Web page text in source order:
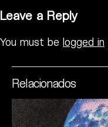
Leave a Reply
You must be logged in
Relacionados